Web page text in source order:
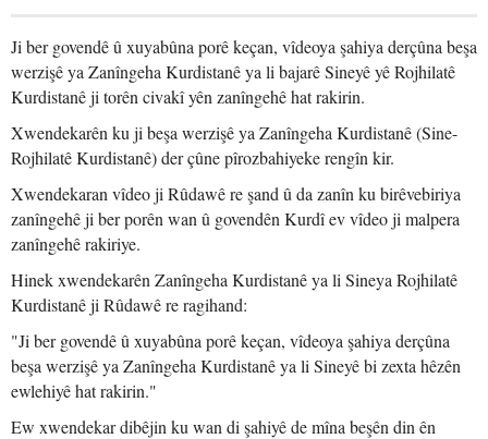
Ji ber govendê û xuyabûna porê keçan, vîdeoya şahiya derçûna beşa
werzişê ya Zanîngeha Kurdistanê ya li bajarê Sineyê yê Rojhilatê
Kurdistanê ji torên civakî yên zanîngehê hat rakirin.
Xwendekarên ku ji beşa werzişê ya Zanîngeha Kurdistanê (Sine-
Rojhilatê Kurdistanê) der çûne pîrozbahiyeke rengîn kir.
Xwendekaran vîdeo ji Rûdawê re şand û da zanîn ku birêvebiriya
zanîngehê ji ber porên wan û govendên Kurdî ev vîdeo ji malpera
zanîngehê rakiriye.
Hinek xwendekarên Zanîngeha Kurdistanê ya li Sineya Rojhilatê
Kurdistanê ji Rûdawê re ragihand:
"Ji ber govendê û xuyabûna porê keçan, vîdeoya şahiya derçûna
beşa werzişê ya Zanîngeha Kurdistanê ya li Sineyê bi zexta hêzên
ewlehiyê hat rakirin."
Ew xwendekar dibêjin ku wan di şahiyê de mîna beşên din ên